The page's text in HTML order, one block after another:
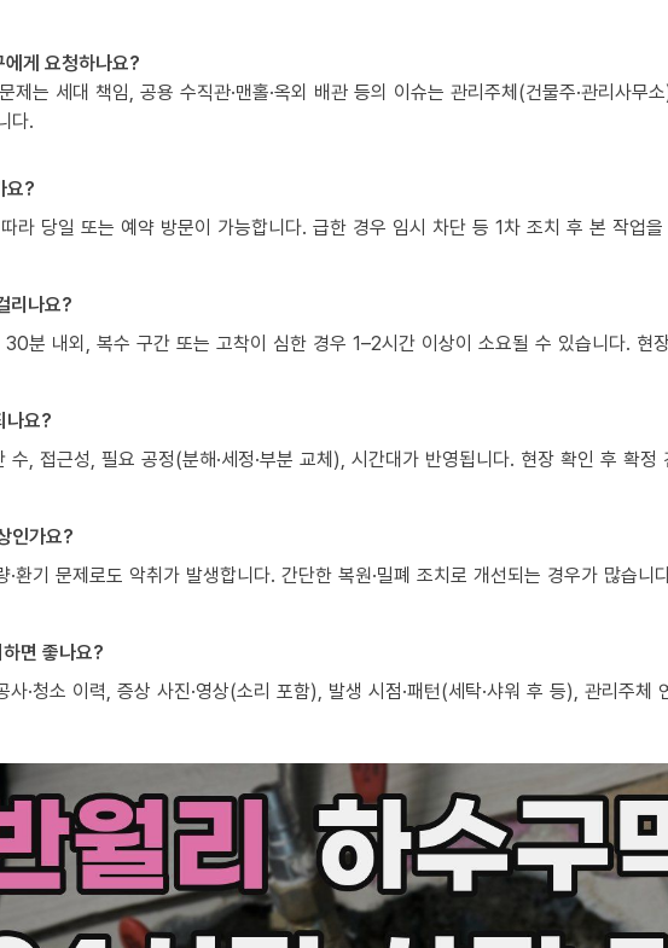
게 요청하나요?
는 세대 책임, 공용 수직관·맨홀·옥외 배관 등의 이슈는 관리주체(건물주·관리사무
다.
요?
라 당일 또는 예약 방문이 가능합니다. 급한 경우 임시 차단 등 1차 조치 후 본 작업을
리나요?
30분 내외, 복수 구간 또는 고착이 심한 경우 1–2시간 이상이 소요될 수 있습니다. 현
나요?
, 접근성, 필요 공정(분해·세정·부분 교체), 시간대가 반영됩니다. 현장 확인 후 확정
인가요?
·환기 문제로도 악취가 발생합니다. 간단한 복원·밀폐 조치로 개선되는 경우가 많습니
면 좋나요?
사·청소 이력, 증상 사진·영상(소리 포함), 발생 시점·패턴(세탁·샤워 후 등), 관리주체